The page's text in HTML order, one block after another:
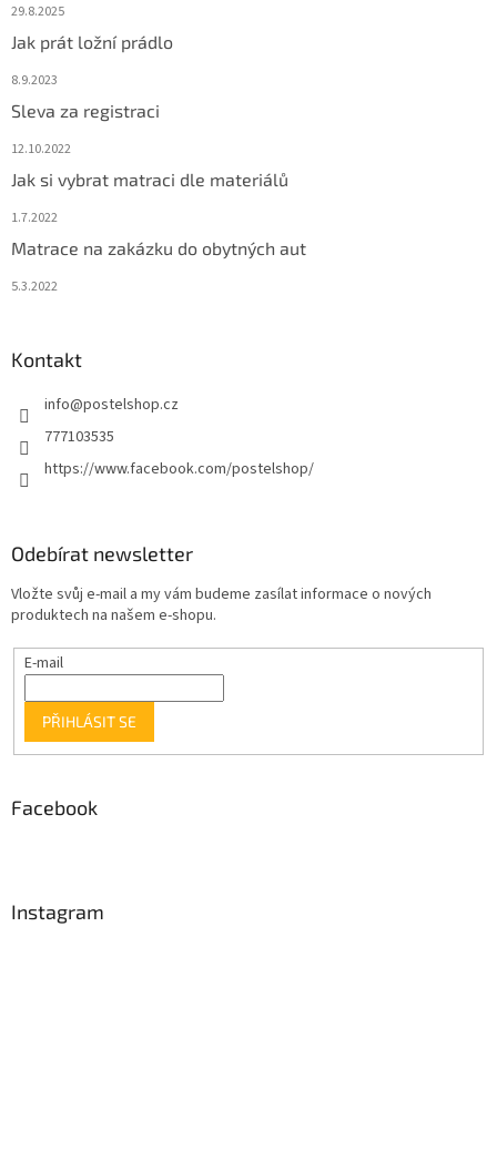
29.8.2025
Jak prát ložní prádlo
8.9.2023
Sleva za registraci
12.10.2022
Jak si vybrat matraci dle materiálů
1.7.2022
Matrace na zakázku do obytných aut
5.3.2022
Kontakt
info@postelshop.cz
777103535
https://www.facebook.com/postelshop/
Odebírat newsletter
Vložte svůj e-mail a my vám budeme zasílat informace o nových
produktech na našem e-shopu.
E-mail
PŘIHLÁSIT SE
Facebook
Instagram